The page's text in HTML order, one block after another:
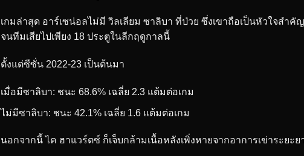
เกมล่าสุด อาร์เซน่อลไม่มี วิลเลียม ซาลิบา ที่ป่วย ซึ่งเขาถือเป็นหัวใจสำ
จนทีมเสียไปเพียง 18 ประตูในลีกฤดูกาลนี้
ตั้งแต่ซีซั่น 2022-23 เป็นต้นมา
เมื่อมีซาลิบา: ชนะ 68.6% เฉลี่ย 2.3 แต้มต่อเกม
ไม่มีซาลิบา: ชนะ 42.1% เฉลี่ย 1.6 แต้มต่อเกม
นอกจากนี้ ไค ฮาแวร์ตซ์ ก็เจ็บกล้ามเนื้อหลังเพิ่งหายจากอาการเข่าระยะ